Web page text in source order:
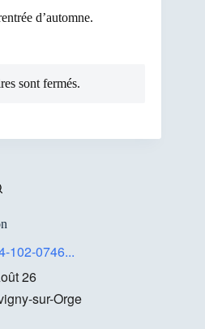
d’automne.
sont fermés.
102-0746...
26
sur-Orge